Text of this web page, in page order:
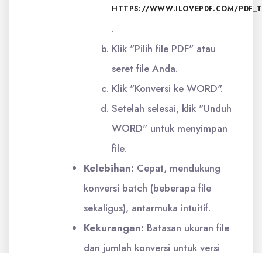
HTTPS://WWW.ILOVEPDF.COM/
.
Klik "Pilih file PDF" atau
seret file Anda.
Klik "Konversi ke WORD".
Setelah selesai, klik "Unduh
WORD" untuk menyimpan
file.
Kelebihan: Cepat, mendukung
konversi batch (beberapa file
sekaligus), antarmuka intuitif.
Kekurangan: Batasan ukuran file
dan jumlah konversi untuk versi